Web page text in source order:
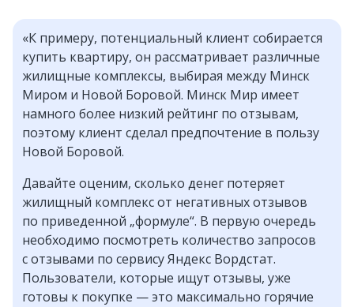
«К примеру, потенциальный клиент собирается
купить квартиру, он рассматривает различные
жилищные комплексы, выбирая между Минск
Миром и Новой Боровой. Минск Мир имеет
намного более низкий рейтинг по отзывам,
поэтому клиент сделал предпочтение в пользу
Новой Боровой.
Давайте оценим, сколько денег потеряет
жилищный комплекс от негативных отзывов
по приведенной „формуле“. В первую очередь
необходимо посмотреть количество запросов
с отзывами по сервису Яндекс Вордстат.
Пользователи, которые ищут отзывы, уже
готовы к покупке — это максимально горячие